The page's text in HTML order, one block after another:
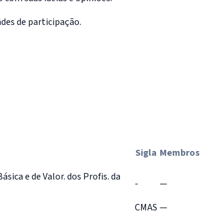
de participação.
Sigla Membros
e de Valor. dos Profis. da
- —
CMAS —